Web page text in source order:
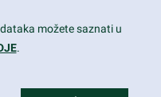
možete saznati u
.